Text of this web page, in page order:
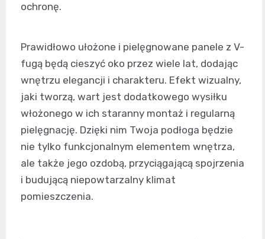
ochronę.
Prawidłowo ułożone i pielęgnowane panele z V-
fugą będą cieszyć oko przez wiele lat, dodając
wnętrzu elegancji i charakteru. Efekt wizualny,
jaki tworzą, wart jest dodatkowego wysiłku
włożonego w ich staranny montaż i regularną
pielęgnację. Dzięki nim Twoja podłoga będzie
nie tylko funkcjonalnym elementem wnętrza,
ale także jego ozdobą, przyciągającą spojrzenia
i budującą niepowtarzalny klimat
pomieszczenia.